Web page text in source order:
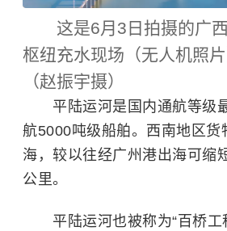
这是6月3日拍摄的广西
枢纽充水现场（无人机照
（赵振宇摄）
平陆运河是国内通航等级
航5000吨级船舶。西南地区货
海，较以往经广州港出海可缩
公里。
平陆运河也被称为“百桥工